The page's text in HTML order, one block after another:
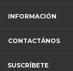
INFORMACIÓN
CONTACTÁNOS
SUSCRÍBETE